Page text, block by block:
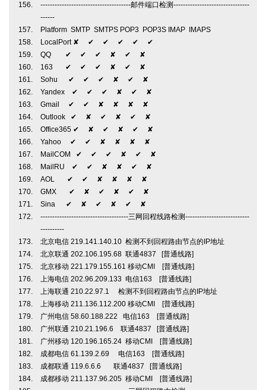
--------------------------------------邮件端口检测--------------------------------
------
Platform SMTP SMTPS POP3 POP3S IMAP IMAPS
LocalPort ✘ ✔ ✔ ✔ ✔ ✔
QQ ✔ ✔ ✔ ✘ ✔ ✘
163 ✔ ✔ ✔ ✘ ✔ ✘
Sohu ✔ ✔ ✔ ✘ ✔ ✘
Yandex ✔ ✔ ✔ ✘ ✔ ✘
Gmail ✔ ✔ ✘ ✘ ✘ ✘
Outlook ✔ ✘ ✔ ✘ ✔ ✘
Office365 ✔ ✘ ✔ ✘ ✔ ✘
Yahoo ✔ ✔ ✘ ✘ ✘ ✘
MailCOM ✔ ✔ ✔ ✘ ✔ ✘
MailRU ✔ ✔ ✘ ✘ ✔ ✘
AOL ✔ ✔ ✘ ✘ ✘ ✘
GMX ✔ ✘ ✔ ✘ ✔ ✘
Sina ✔ ✘ ✔ ✘ ✔ ✘
-------------------------------------三网回程线路检测---------------------------
----------
北京电信 219.141.140.10 检测不到回程路由节点的IP地址
北京联通 202.106.195.68 联通4837 [普通线路]
北京移动 221.179.155.161 移动CMI [普通线路]
上海电信 202.96.209.133 电信163 [普通线路]
上海联通 210.22.97.1 检测不到回程路由节点的IP地址
上海移动 211.136.112.200 移动CMI [普通线路]
广州电信 58.60.188.222 电信163 [普通线路]
广州联通 210.21.196.6 联通4837 [普通线路]
广州移动 120.196.165.24 移动CMI [普通线路]
成都电信 61.139.2.69 电信163 [普通线路]
成都联通 119.6.6.6 联通4837 [普通线路]
成都移动 211.137.96.205 移动CMI [普通线路]